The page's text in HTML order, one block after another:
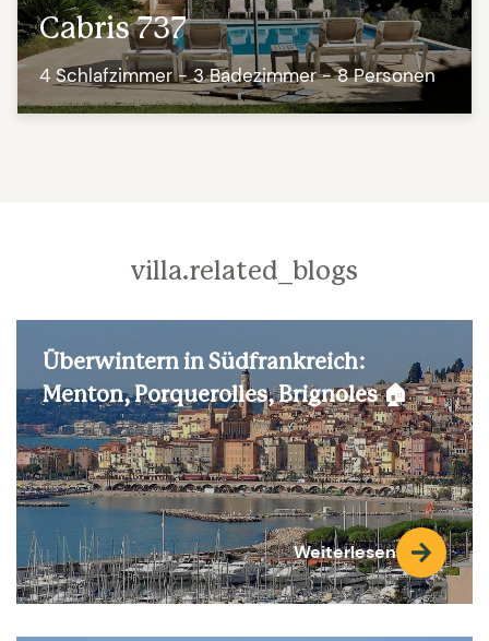
Cabris 737
4 Schlafzimmer - 3 Badezimmer - 8 Personen
villa.related_blogs
Überwintern in Südfrankreich:
Menton, Porquerolles, Brignoles 🏠
Weiterlesen